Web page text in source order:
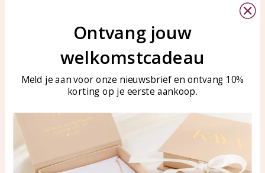
Veelgestelde vragen
Sieraden onderhouden
KAYA Sieraden
Bellen of WhatsApp Ma-Vr
Tel: 0850003187
WhatsApp: 0850003187
klantenservice@kayasierade
Ontvang jouw
welkomstcadeau
Meld je aan voor onze nieuwsbrief en ontvang 10%
korting op je eerste aankoop.